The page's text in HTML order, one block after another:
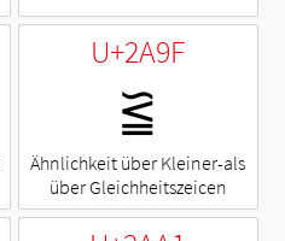
U+2A9F
⪟
Ähnlichkeit über Kleiner-als
über Gleichheitszeicen